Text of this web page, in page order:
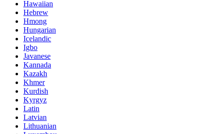
Hawaiian
Hebrew
Hmong
Hungarian
Icelandic
Igbo
Javanese
Kannada
Kazakh
Khmer
Kurdish
Kyrgyz
Latin
Latvian
Lithuanian